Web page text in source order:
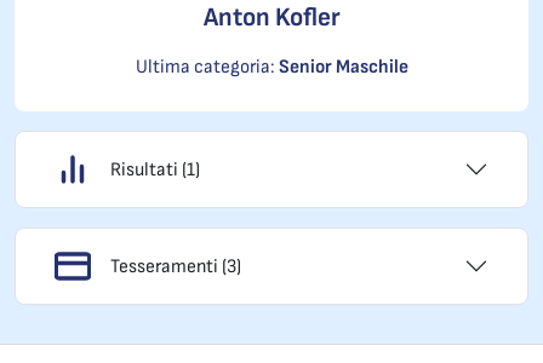
Anton Kofler
Ultima categoria: Senior Maschile
Risultati (1)
Tesseramenti (3)